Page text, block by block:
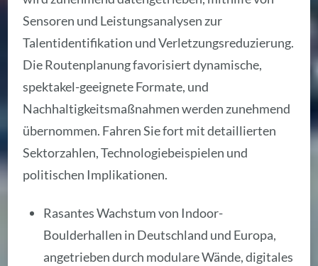
Sensoren und Leistungsanalysen zur
Talentidentifikation und Verletzungsreduzierung.
Die Routenplanung favorisiert dynamische,
spektakel-geeignete Formate, und
Nachhaltigkeitsmaßnahmen werden zunehmend
übernommen. Fahren Sie fort mit detaillierten
Sektorzahlen, Technologiebeispielen und
politischen Implikationen.
Rasantes Wachstum von Indoor-
Boulderhallen in Deutschland und Europa,
angetrieben durch modulare Wände, digitales